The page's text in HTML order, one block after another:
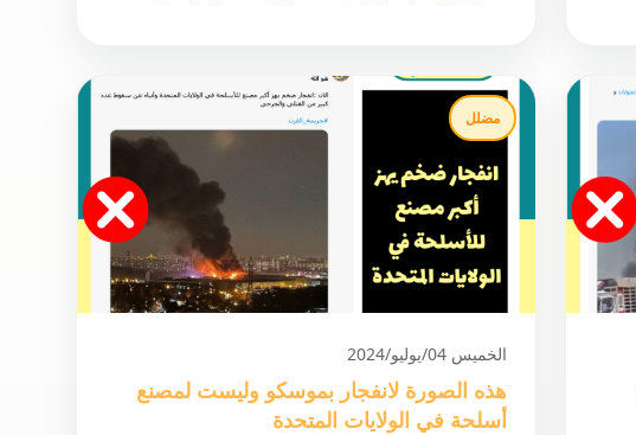
مضلل
الخميس 04/يوليو/2024
هذه الصورة لانفجار بموسكو وليست لمصنع
أسلحة في الولايات المتحدة